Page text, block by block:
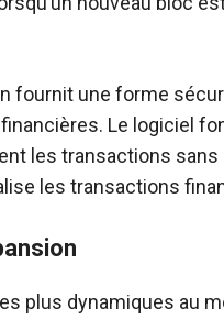
fournit une forme
Le logiciel
les transactions sans
les transactions
plus dynamiques au